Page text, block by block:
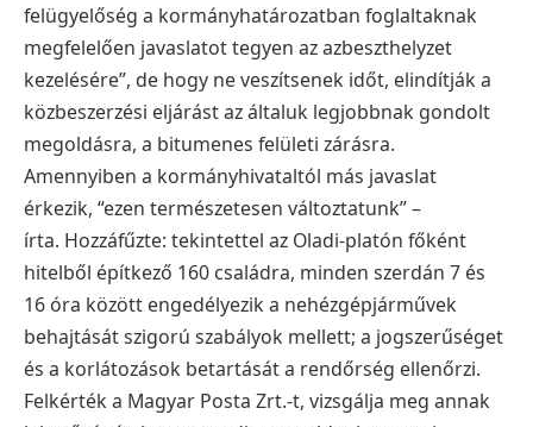
felügyelőség a kormányhatározatban foglaltaknak
megfelelően javaslatot tegyen az azbeszthelyzet
kezelésére”, de hogy ne veszítsenek időt, elindítják a
közbeszerzési eljárást az általuk legjobbnak gondolt
megoldásra, a bitumenes felületi zárásra.
Amennyiben a kormányhivataltól más javaslat
érkezik, “ezen természetesen változtatunk” –
írta. Hozzáfűzte: tekintettel az Oladi-platón főként
hitelből építkező 160 családra, minden szerdán 7 és
16 óra között engedélyezik a nehézgépjárművek
behajtását szigorú szabályok mellett; a jogszerűséget
és a korlátozások betartását a rendőrség ellenőrzi.
Felkérték a Magyar Posta Zrt.-t, vizsgálja meg annak